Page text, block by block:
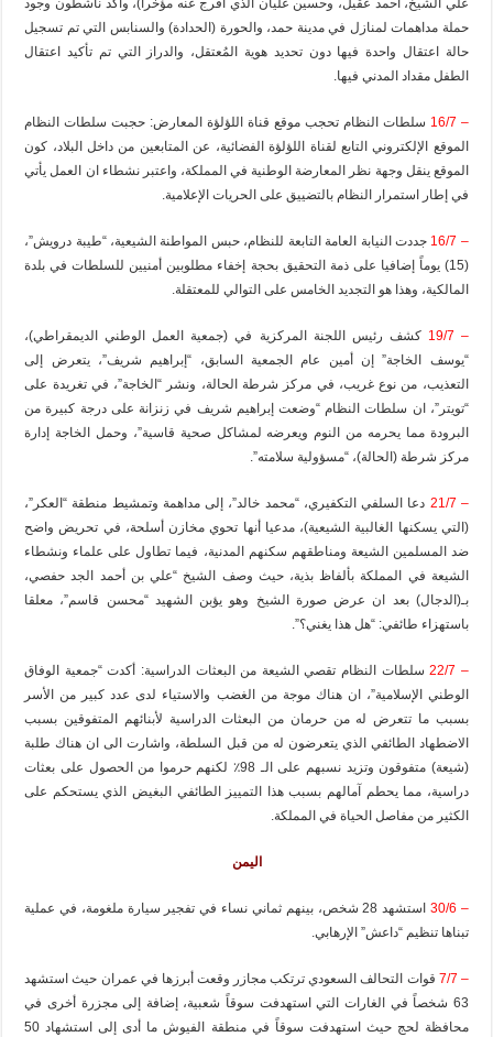
علي الشيخ، أحمد عقيل، وحسين عليان الذي أفرج عنه مؤخراً)، وأكد ناشطون وجود
حملة مداهمات لمنازل في مدينة حمد، والحورة (الحدادة) والسنابس التي تم تسجيل
حالة اعتقال واحدة فيها دون تحديد هوية المُعتقل، والدراز التي تم تأكيد اعتقال
الطفل مقداد المدني فيها.
– 16/7
سلطات النظام تحجب موقع قناة اللؤلؤة المعارض: حجبت سلطات النظام
الموقع الإلكتروني التابع لقناة اللؤلؤة الفضائية، عن المتابعين من داخل البلاد، كون
الموقع ينقل وجهة نظر المعارضة الوطنية في المملكة، واعتبر نشطاء ان العمل يأتي
في إطار استمرار النظام بالتضييق على الحريات الإعلامية.
– 16/7
جددت النيابة العامة التابعة للنظام، حبس المواطنة الشيعية، “طيبة درويش”،
(15) يوماً إضافيا على ذمة التحقيق بحجة إخفاء مطلوبين أمنيين للسلطات في بلدة
المالكية، وهذا هو التجديد الخامس على التوالي للمعتقلة.
– 19/7
كشف رئيس اللجنة المركزية في (جمعية العمل الوطني الديمقراطي)،
“يوسف الخاجة” إن أمين عام الجمعية السابق، “إبراهيم شريف”، يتعرض إلى
التعذيب، من نوع غريب، في مركز شرطة الحالة، ونشر “الخاجة”، في تغريدة على
“تويتر”، ان سلطات النظام “وضعت إبراهيم شريف في زنزانة على درجة كبيرة من
البرودة مما يحرمه من النوم ويعرضه لمشاكل صحية قاسية”، وحمل الخاجة إدارة
مركز شرطة (الحالة)، “مسؤولية سلامته”.
– 21/7
دعا السلفي التكفيري، “محمد خالد”، إلى مداهمة وتمشيط منطقة “العكر”،
(التي يسكنها الغالبية الشيعية)، مدعيا أنها تحوي مخازن أسلحة، في تحريض واضح
ضد المسلمين الشيعة ومناطقهم سكنهم المدنية، فيما تطاول على علماء ونشطاء
الشيعة في المملكة بألفاظ بذية، حيث وصف الشيخ “علي بن أحمد الجد حفصي،
بـ(الدجال) بعد ان عرض صورة الشيخ وهو يؤبن الشهيد “محسن قاسم”، معلقا
باستهزاء طائفي: “هل هذا يغني؟”.
– 22/7
سلطات النظام تقصي الشيعة من البعثات الدراسية: أكدت “جمعية الوفاق
الوطني الإسلامية”، ان هناك موجة من الغضب والاستياء لدى عدد كبير من الأسر
بسبب ما تتعرض له من حرمان من البعثات الدراسية لأبنائهم المتفوقين بسبب
الاضطهاد الطائفي الذي يتعرضون له من قبل السلطة، واشارت الى ان هناك طلبة
(شيعة) متفوقون وتزيد نسبهم على الـ 98٪ لكنهم حرموا من الحصول على بعثات
دراسية، مما يحطم آمالهم بسبب هذا التمييز الطائفي البغيض الذي يستحكم على
الكثير من مفاصل الحياة في المملكة.
اليمن
– 30/6
استشهد 28 شخص، بينهم ثماني نساء في تفجير سيارة ملغومة، في عملية
تبناها تنظيم “داعش” الإرهابي.
– 7/7
قوات التحالف السعودي ترتكب مجازر وقعت أبرزها في عمران حيث استشهد
63 شخصاً في الغارات التي استهدفت سوقاً شعبية، إضافة إلى مجزرة أخرى في
محافظة لحج حيث استهدفت سوقاً في منطقة الفيوش ما أدى إلى استشهاد 50